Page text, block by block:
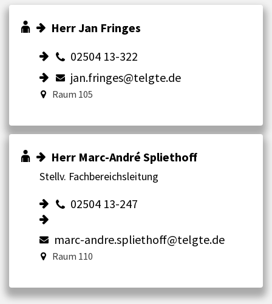
Herr Jan Fringes
02504 13-322
jan.fringes@telgte.de
Raum 105
Herr Marc-André Spliethoff
Stellv. Fachbereichsleitung
02504 13-247
marc-andre.spliethoff@telgte.de
Raum 110